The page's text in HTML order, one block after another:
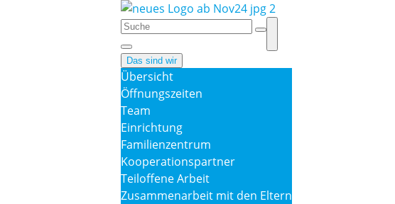
Das sind wir
Übersicht
Öffnungszeiten
Team
Einrichtung
Familienzentrum
Kooperationspartner
Teiloffene Arbeit
Zusammenarbeit mit den Eltern